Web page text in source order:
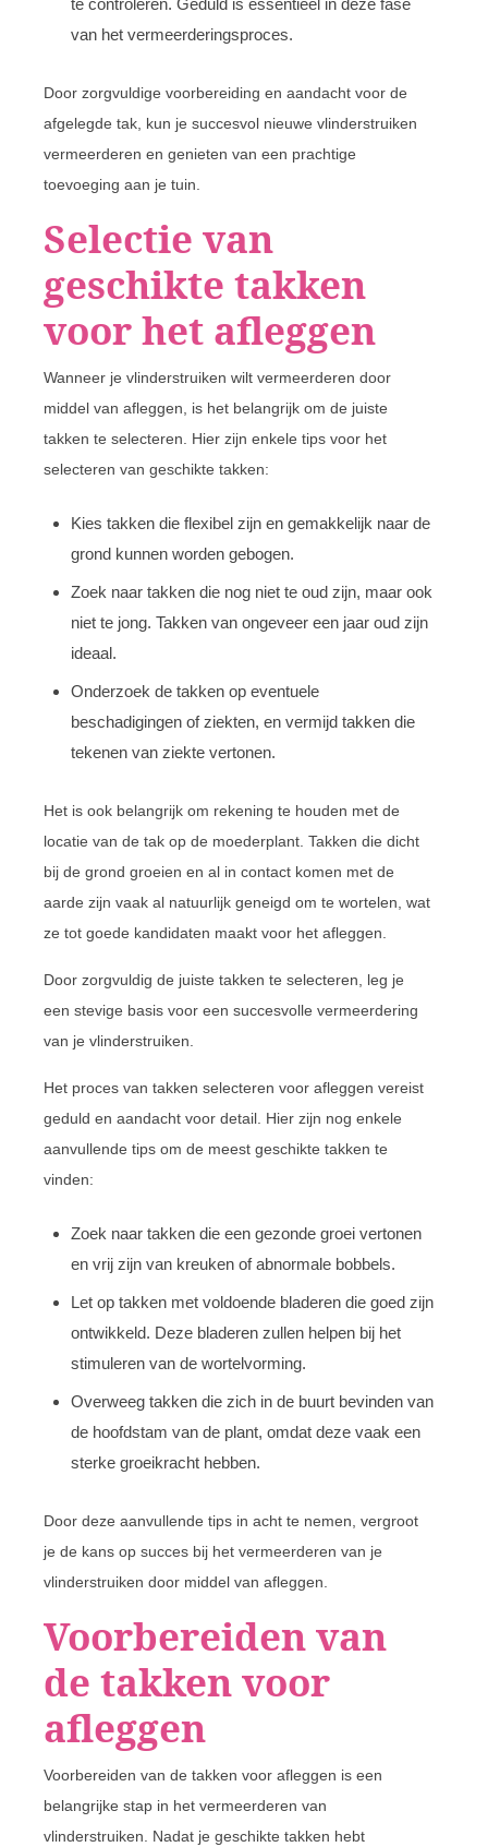
te controleren. Geduld is essentieel in deze fase
van het vermeerderingsproces.
Door zorgvuldige voorbereiding en aandacht voor de
afgelegde tak, kun je succesvol nieuwe vlinderstruiken
vermeerderen en genieten van een prachtige
toevoeging aan je tuin.
Selectie van
geschikte takken
voor het afleggen
Wanneer je vlinderstruiken wilt vermeerderen door
middel van afleggen, is het belangrijk om de juiste
takken te selecteren. Hier zijn enkele tips voor het
selecteren van geschikte takken:
Kies takken die flexibel zijn en gemakkelijk naar de
grond kunnen worden gebogen.
Zoek naar takken die nog niet te oud zijn, maar ook
niet te jong. Takken van ongeveer een jaar oud zijn
ideaal.
Onderzoek de takken op eventuele
beschadigingen of ziekten, en vermijd takken die
tekenen van ziekte vertonen.
Het is ook belangrijk om rekening te houden met de
locatie van de tak op de moederplant. Takken die dicht
bij de grond groeien en al in contact komen met de
aarde zijn vaak al natuurlijk geneigd om te wortelen, wat
ze tot goede kandidaten maakt voor het afleggen.
Door zorgvuldig de juiste takken te selecteren, leg je
een stevige basis voor een succesvolle vermeerdering
van je vlinderstruiken.
Het proces van takken selecteren voor afleggen vereist
geduld en aandacht voor detail. Hier zijn nog enkele
aanvullende tips om de meest geschikte takken te
vinden:
Zoek naar takken die een gezonde groei vertonen
en vrij zijn van kreuken of abnormale bobbels.
Let op takken met voldoende bladeren die goed zijn
ontwikkeld. Deze bladeren zullen helpen bij het
stimuleren van de wortelvorming.
Overweeg takken die zich in de buurt bevinden van
de hoofdstam van de plant, omdat deze vaak een
sterke groeikracht hebben.
Door deze aanvullende tips in acht te nemen, vergroot
je de kans op succes bij het vermeerderen van je
vlinderstruiken door middel van afleggen.
Voorbereiden van
de takken voor
afleggen
Voorbereiden van de takken voor afleggen is een
belangrijke stap in het vermeerderen van
vlinderstruiken. Nadat je geschikte takken hebt